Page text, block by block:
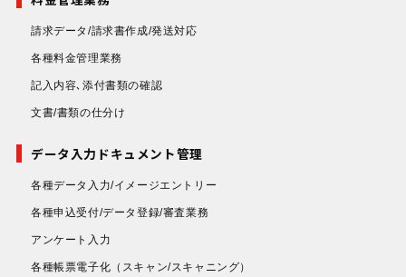
請求データ/請求書作成/発送対応
各種料金管理業務
記入内容､添付書類の確認
文書/書類の仕分け
データ入力ドキュメント管理
各種データ入力/イメージエントリー
各種申込受付/データ登録/審査業務
アンケート入力
各種帳票電子化 （スキャン/スキャニング）